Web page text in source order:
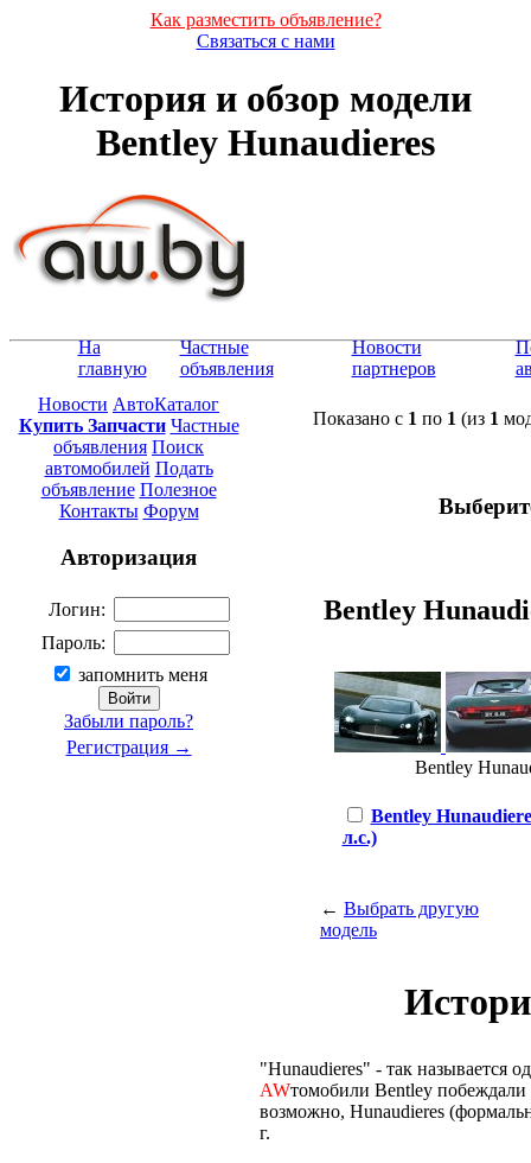
Как разместить объявление?
Связаться с нами
История и обзор модели
Bentley Hunaudieres
На
главную
Частные
объявления
Новости
партнеров
Новости АвтоКаталог
Купить Запчасти Частные
объявления Поиск
автомобилей Подать
объявление Полезное
Контакты Форум
Авторизация
Логин:
Пароль:
запомнить меня
Забыли пароль?
Регистрация →
Показано с 1 по 1 (из 1
Bentley
Bentley
Bentley
л.с.)
← Выбрать другую
модель
"Hunaudieres" - так называется
AWтомобили Bentley побеждали
возможно, Hunaudieres
г.